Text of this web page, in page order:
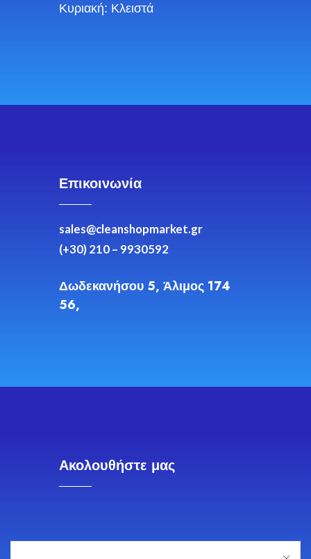
Κυριακή: Κλειστά
Επικοινωνία
sales@cleanshopmarket.gr
(+30) 210 – 9930592
Δωδεκανήσου 5, Άλιμος 174
56,
Ακολουθήστε μας